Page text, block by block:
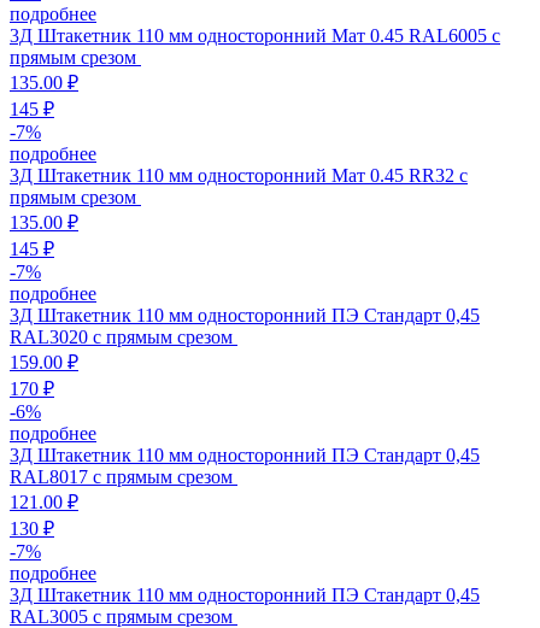
подробнее
3Д Штакетник 110 мм односторонний Мат 0.45 RAL6005 с
прямым срезом
135.00 ₽
145 ₽
-7%
подробнее
3Д Штакетник 110 мм односторонний Мат 0.45 RR32 с
прямым срезом
135.00 ₽
145 ₽
-7%
подробнее
3Д Штакетник 110 мм односторонний ПЭ Стандарт 0,45
RAL3020 с прямым срезом
159.00 ₽
170 ₽
-6%
подробнее
3Д Штакетник 110 мм односторонний ПЭ Стандарт 0,45
RAL8017 с прямым срезом
121.00 ₽
130 ₽
-7%
подробнее
3Д Штакетник 110 мм односторонний ПЭ Стандарт 0,45
RAL3005 с прямым срезом